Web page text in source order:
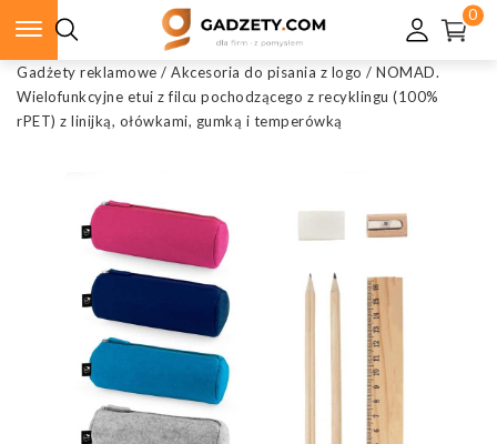
0
Gadżety reklamowe / Akcesoria do pisania z logo / NOMAD.
Wielofunkcyjne etui z filcu pochodzącego z recyklingu (100%
rPET) z linijką, ołówkami, gumką i temperówką